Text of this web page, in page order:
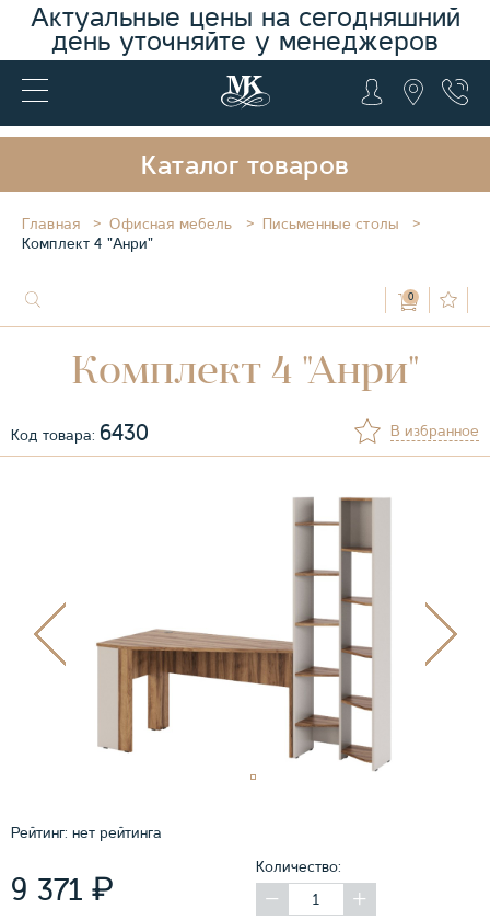
Актуальные цены на сегодняшний
день уточняйте у менеджеров
Каталог товаров
Главная Офисная мебель
Письменные столы
Комплект 4 "Анри"
0
Комплект 4 "Анри"
Код товара: 6430 В избранное
Рейтинг: нет рейтинга
9 371 ₽
Количество: